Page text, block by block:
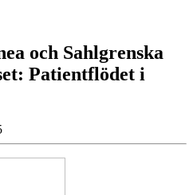
och Sahlgrenska
Patientflödet i